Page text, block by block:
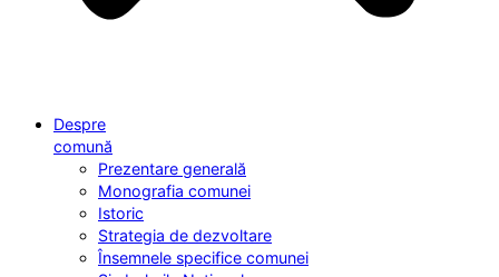
Despre
comună
Prezentare generală
Monografia comunei
Istoric
Strategia de dezvoltare
Însemnele specifice comunei